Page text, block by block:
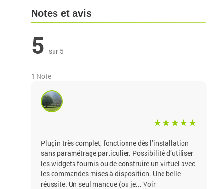
Notes et avis
5 sur 5
1 Note
Plugin très complet, fonctionne dès l’installation
sans paramétrage particulier. Possibilité d’utiliser
les widgets fournis ou de construire un virtuel avec
les commandes mises à disposition. Une belle
réussite. Un seul manque (ou je...Voir